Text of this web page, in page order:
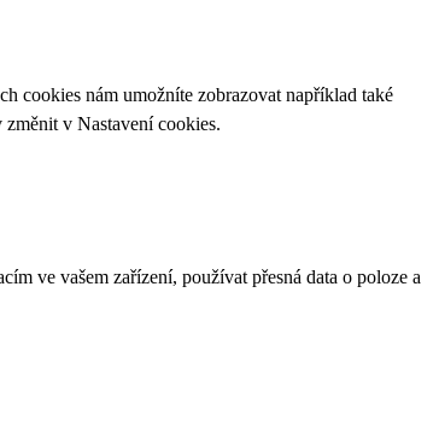
cookies nám umožníte zobrazovat například také
změnit v Nastavení cookies.
ve vašem zařízení, používat přesná data o poloze a